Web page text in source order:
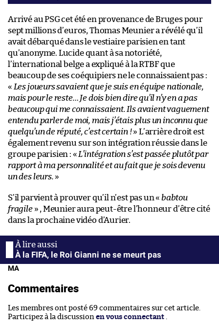
Arrivé au PSG cet été en provenance de Bruges pour
sept millions d’euros, Thomas Meunier a révélé qu’il
avait débarqué dans le vestiaire parisien en tant
qu’anonyme. Lucide quant à sa notoriété,
l’international belge a expliqué à la RTBF que
beaucoup de ses coéquipiers ne le connaissaient pas :
« Les joueurs savaient que je suis en équipe nationale,
mais pour le reste… Je dois bien dire qu’il n’y en a pas
beaucoup qui me connaissaient. Ils avaient vaguement
entendu parler de moi, mais j’étais plus un inconnu que
quelqu’un de réputé, c’est certain !» L’arrière droit est
également revenu sur son intégration réussie dans le
groupe parisien : « L’intégration s’est passée plutôt par
rapport à ma personnalité et au fait que je sois devenu
un des leurs. »
S’il parvient à prouver qu’il n’est pas un « babtou
fragile» , Meunier aura peut-être l’honneur d’être cité
dans la prochaine vidéo d’Aurier.
À la FIFA, le Roi Gianni ne se meurt pas
MA
Commentaires
Les membres ont posté 69 commentaires sur cet article.
Participez à la discussion en vous connectant